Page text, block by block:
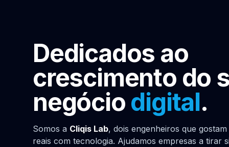
Projeto
Pré-visualização do case
Dedicados ao
crescimento do
negócio digital.
Somos a Cliqis Lab, dois engenheiros que
reais com tecnologia. Ajudamos empresas a tirar